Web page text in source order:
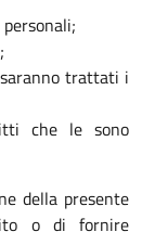
trattati i
che le sono
della presente
o di fornire